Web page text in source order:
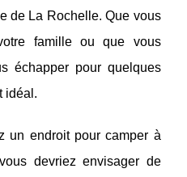
de La Rochelle. Que vous
famille ou que vous
échapper pour quelques
idéal.
un endroit pour camper à
devriez envisager de